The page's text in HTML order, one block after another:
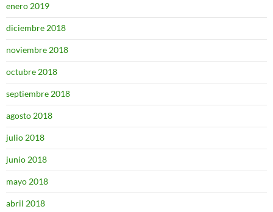
enero 2019
diciembre 2018
noviembre 2018
octubre 2018
septiembre 2018
agosto 2018
julio 2018
junio 2018
mayo 2018
abril 2018